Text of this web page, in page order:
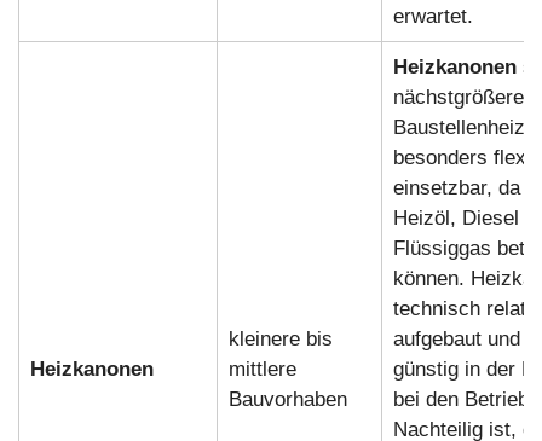
erwartet.
Heizkanonen
kleinere bis
mittlere
Bauvorhaben
Heizkanonen
nächstgrößere
besonders
einsetzbar, da
Heizöl, Diesel
Flüssiggas
können.
technisch
aufgebaut und
günstig in der
bei den
Nachteilig ist,